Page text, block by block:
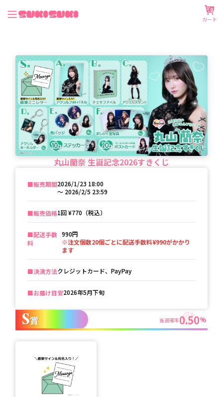
カート
0
丸山蘭奈 生誕記念2026すきくじ
■️販売期間2026/1/23 18:00
〜 2026/2/5 23:59
■️販売価格1回¥770（税込）
■️配送手数
料
990円
※注文個数20個ごとに配送手数料¥990がかかり
ます
■️決済方法クレジットカード、PayPay
■️お届け目安2026年5月下旬
S賞 当選確率0.50%